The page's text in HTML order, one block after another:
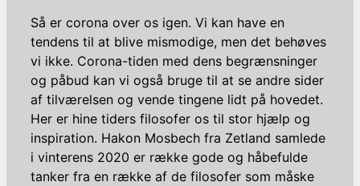
Så er corona over os igen. Vi kan have en
tendens til at blive mismodige, men det behøves
vi ikke. Corona-tiden med dens begrænsninger
og påbud kan vi også bruge til at se andre sider
af tilværelsen og vende tingene lidt på hovedet.
Her er hine tiders filosofer os til stor hjælp og
inspiration. Hakon Mosbech fra Zetland samlede
i vinterens 2020 er række gode og håbefulde
tanker fra en række af de filosofer som måske